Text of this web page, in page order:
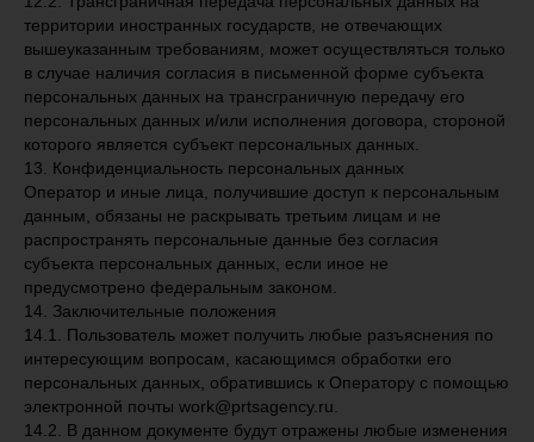
территории иностранных государств, не отвечающих
вышеуказанным требованиям, может осуществляться только
в случае наличия согласия в письменной форме субъекта
персональных данных на трансграничную передачу его
персональных данных и/или исполнения договора, стороной
которого является субъект персональных данных.
13. Конфиденциальность персональных данных
Оператор и иные лица, получившие доступ к персональным
данным, обязаны не раскрывать третьим лицам и не
распространять персональные данные без согласия
субъекта персональных данных, если иное не
предусмотрено федеральным законом.
14. Заключительные положения
14.1. Пользователь может получить любые разъяснения по
интересующим вопросам, касающимся обработки его
персональных данных, обратившись к Оператору с помощью
электронной почты work@prtsagency.ru.
14.2. В данном документе будут отражены любые изменения